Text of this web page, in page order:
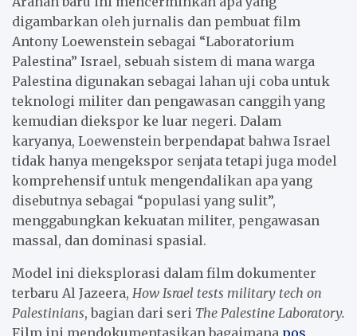
digambarkan oleh jurnalis dan pembuat film
Antony Loewenstein sebagai “Laboratorium
Palestina” Israel, sebuah sistem di mana warga
Palestina digunakan sebagai lahan uji coba untuk
teknologi militer dan pengawasan canggih yang
kemudian diekspor ke luar negeri. Dalam
karyanya, Loewenstein berpendapat bahwa Israel
tidak hanya mengekspor senjata tetapi juga model
komprehensif untuk mengendalikan apa yang
disebutnya sebagai “populasi yang sulit”,
menggabungkan kekuatan militer, pengawasan
massal, dan dominasi spasial.
Model ini dieksplorasi dalam film dokumenter
terbaru Al Jazeera, How Israel tests military tech on
Palestinians, bagian dari seri The Palestine Laboratory.
Film ini mendokumentasikan bagaimana pos